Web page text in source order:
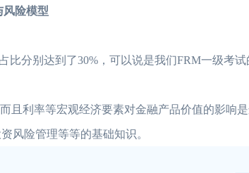
险模型
分别达到了30%，可以说是我们FRM一级考试
且利率等宏观经济要素对金融产品价值的影响
风险管理等等的基础知识。